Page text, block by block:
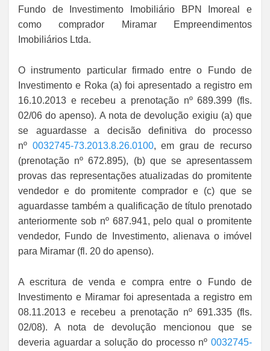
Fundo de Investimento Imobiliário BPN Imoreal e
como comprador Miramar Empreendimentos
Imobiliários Ltda.
O instrumento particular firmado entre o Fundo de
Investimento e Roka (a) foi apresentado a registro em
16.10.2013 e recebeu a prenotação nº 689.399 (fls.
02/06 do apenso). A nota de devolução exigiu (a) que
se aguardasse a decisão definitiva do processo
nº 0032745-73.2013.8.26.0100, em grau de recurso
(prenotação nº 672.895), (b) que se apresentassem
provas das representações atualizadas do promitente
vendedor e do promitente comprador e (c) que se
aguardasse também a qualificação de título prenotado
anteriormente sob nº 687.941, pelo qual o promitente
vendedor, Fundo de Investimento, alienava o imóvel
para Miramar (fl. 20 do apenso).
A escritura de venda e compra entre o Fundo de
Investimento e Miramar foi apresentada a registro em
08.11.2013 e recebeu a prenotação nº 691.335 (fls.
02/08). A nota de devolução mencionou que se
deveria aguardar a solução do processo nº 0032745-